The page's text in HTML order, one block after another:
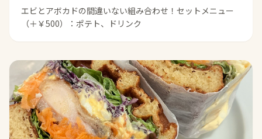
エビとアボカドの間違いない組み合わせ！セットメニュー
（＋￥500）：ポテト、ドリンク